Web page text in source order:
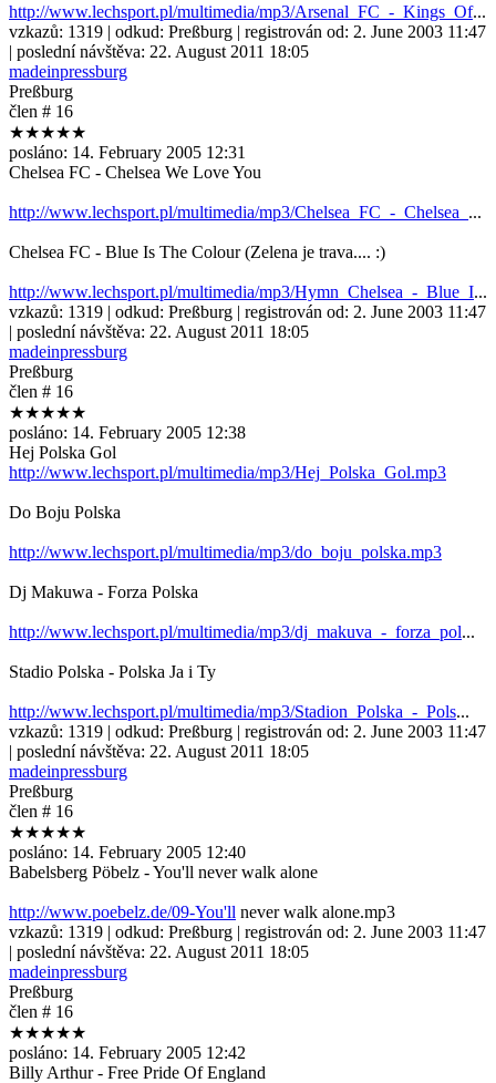
http://www.lechsport.pl/multimedia/mp3/Arsenal_FC_-_Kings_Of...
vzkazů: 1319 | odkud: Preßburg | registrován od: 2. June 2003 11:47
| poslední návštěva: 22. August 2011 18:05
madeinpressburg
Preßburg
člen # 16
★★★★★
posláno: 14. February 2005 12:31
Chelsea FC - Chelsea We Love You
http://www.lechsport.pl/multimedia/mp3/Chelsea_FC_-_Chelsea_ ...
Chelsea FC - Blue Is The Colour (Zelena je trava.... :)
http://www.lechsport.pl/multimedia/mp3/Hymn_Chelsea_-_Blue_I...
vzkazů: 1319 | odkud: Preßburg | registrován od: 2. June 2003 11:47
| poslední návštěva: 22. August 2011 18:05
madeinpressburg
Preßburg
člen # 16
★★★★★
posláno: 14. February 2005 12:38
Hej Polska Gol
http://www.lechsport.pl/multimedia/mp3/Hej_Polska_Gol.mp3
Do Boju Polska
http://www.lechsport.pl/multimedia/mp3/do_boju_polska.mp3
Dj Makuwa - Forza Polska
http://www.lechsport.pl/multimedia/mp3/dj_makuva_-_forza_pol...
Stadio Polska - Polska Ja i Ty
http://www.lechsport.pl/multimedia/mp3/Stadion_Polska_-_Pols...
vzkazů: 1319 | odkud: Preßburg | registrován od: 2. June 2003 11:47
| poslední návštěva: 22. August 2011 18:05
madeinpressburg
Preßburg
člen # 16
★★★★★
posláno: 14. February 2005 12:40
Babelsberg Pöbelz - You'll never walk alone
http://www.poebelz.de/09-You'll never walk alone.mp3
vzkazů: 1319 | odkud: Preßburg | registrován od: 2. June 2003 11:47
| poslední návštěva: 22. August 2011 18:05
madeinpressburg
Preßburg
člen # 16
★★★★★
posláno: 14. February 2005 12:42
Billy Arthur - Free Pride Of England